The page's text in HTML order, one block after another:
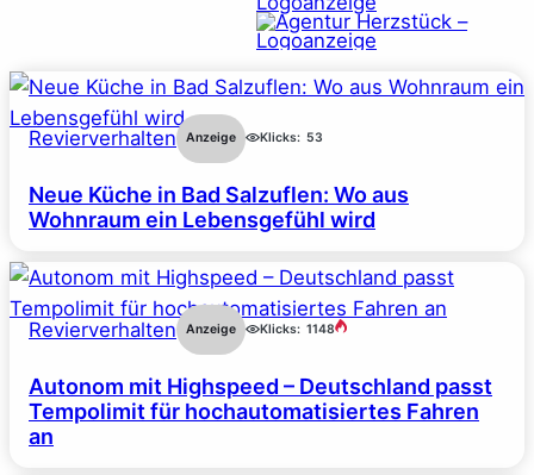
Revierverhalten Anzeige Klicks: 53
Neue Küche in Bad Salzuflen: Wo aus
Wohnraum ein Lebensgefühl wird
Revierverhalten Anzeige Klicks: 1148
Autonom mit Highspeed – Deutschland passt
Tempolimit für hochautomatisiertes Fahren
an